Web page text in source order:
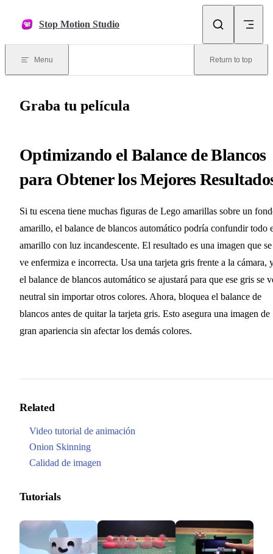
Stop Motion Studio
Menu Return to top
Graba tu película
Optimizando el Balance de Blancos
para Obtener los Mejores
Si tu escena tiene muchas figuras de Lego amarillas sobre un
amarillo, el balance de blancos automático podría confundir todo
amarillo con luz incandescente. El resultado es una imagen que se
ve enfermiza e incorrecta. Usa una tarjeta gris frente a la cámara,
el balance de blancos automático se ajustará para que ese gris se
neutral sin importar otros colores. Ahora, bloquea el balance de
blancos antes de quitar la tarjeta gris. Esto asegura una imagen de
gran apariencia sin afectar los demás colores.
Related
Video tutorial de animación
Onion Skinning
Calidad de imagen
Tutorials